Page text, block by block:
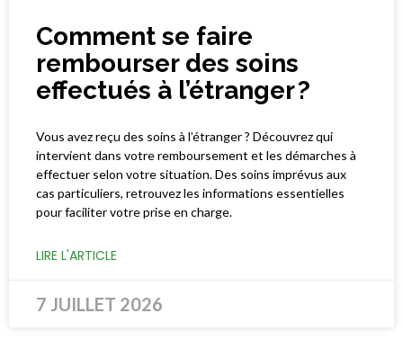
Comment se faire
rembourser des soins
effectués à l’étranger ?
Vous avez reçu des soins à l’étranger ? Découvrez qui
intervient dans votre remboursement et les démarches à
effectuer selon votre situation. Des soins imprévus aux
cas particuliers, retrouvez les informations essentielles
pour faciliter votre prise en charge.
LIRE L'ARTICLE
7 JUILLET 2026